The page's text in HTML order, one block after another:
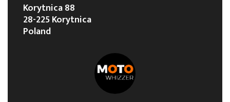
Korytnica 88
28-225 Korytnica
Poland